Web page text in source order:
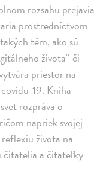
rozsahu prejavia
prostredníctvom
tém, ako sú
života“ či
priestor na
19. Kniha
rozpráva o
napriek svojej
života na
čitatelia a čitateľky